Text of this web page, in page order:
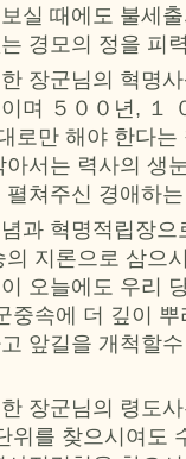
실 때에도 불세
경모의 정을 피
장군님의 혁명
며 ５００년, １
로만 해야 한다
서는 력사의 생
쳐주신 경애하
과 혁명적립장
지론으로 삼으
오늘에도 우리
중속에 더 깊이
앞길을 개척할
장군님의 령도
위를 찾으시여도